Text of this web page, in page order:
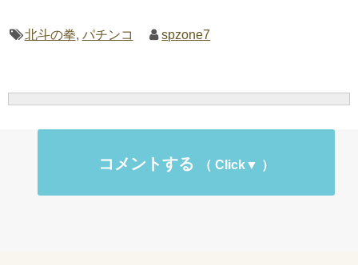
北斗の拳, パチンコ spzone7
コメントする